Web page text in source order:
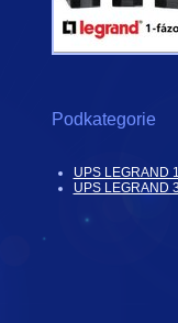
Podkategorie
UPS LEGRAND
UPS LEGRAND